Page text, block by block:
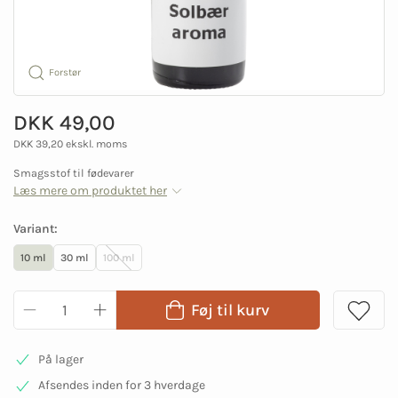
Forstør
DKK 49,00
DKK 39,20 ekskl. moms
Smagsstof til fødevarer
Læs mere om produktet her
Variant:
10 ml 30 ml 100 ml
Føj til kurv
På lager
Afsendes inden for 3 hverdage